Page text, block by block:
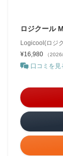
ロジクール
Logicool(ロジ
¥16,980
（
口コミを見